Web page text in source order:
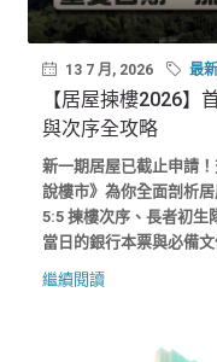
13 7 月, 2026 最
【居屋揀樓2026】
與次序全攻略
新一期居屋已截止申請
說樓市》為你全面剖析
5:5 揀樓次序、長者初生
當日的銀行本票與必備文
繼續閱讀